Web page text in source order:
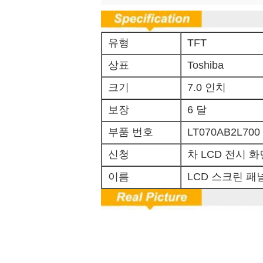
유형
TFT
상표
Toshiba
크기
7.0 인치
보장
6 달
부품 번호
LT070AB2L700
신청
차 LCD 전시 화
이름
LCD 스크린 패